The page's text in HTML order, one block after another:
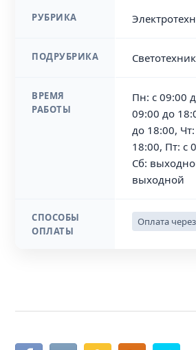
РУБРИКА
ПОДРУБРИКА
ВРЕМЯ
РАБОТЫ
Пн: с 09:00
09:00 до
до 18:00,
18:00, Пт: с
Сб:
выходной
СПОСОБЫ
ОПЛАТЫ
Оплата